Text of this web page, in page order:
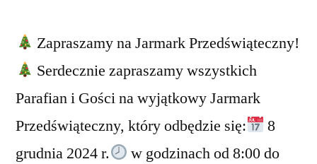
Zapraszamy na Jarmark Przedświąteczny!
Serdecznie zapraszamy wszystkich
Parafian i Gości na wyjątkowy Jarmark
Przedświąteczny, który odbędzie się:
8
grudnia 2024 r.
w godzinach od 8:00 do